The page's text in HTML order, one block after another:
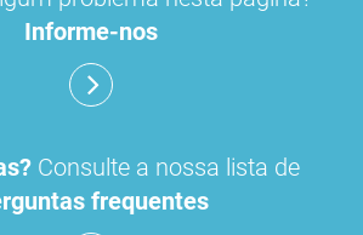
Informe-nos
Consulte a nossa lista de
frequentes